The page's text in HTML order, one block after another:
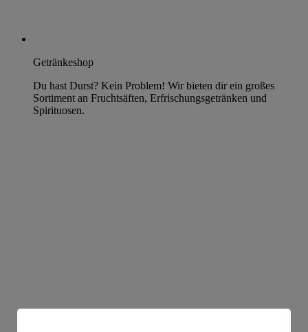
Getränkeshop
Du hast Durst? Kein Problem! Wir bieten dir ein großes
Sortiment an Fruchtsäften, Erfrischungsgetränken und
Spirituosen.